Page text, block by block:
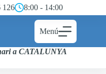
126 8:00 - 14:00
Menú
a CATALUNYA